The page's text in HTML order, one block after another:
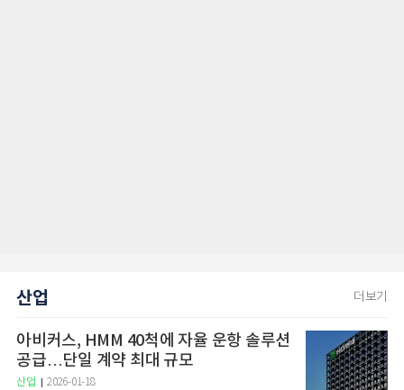
산업 더보기
아비커스, HMM 40척에 자율 운항 솔루션
공급…단일 계약 최대 규모
산업 2026-01-18